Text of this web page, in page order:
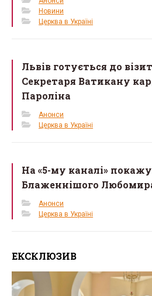
Новини
Церква в Україні
Львів готується до
Секретаря Ватикану
Пароліна
Анонси
Церква в Україні
На «5-му каналі»
Блаженнішого
Анонси
Церква в Україні
ЕКСКЛЮЗИВ